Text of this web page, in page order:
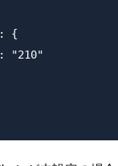
{
"210"